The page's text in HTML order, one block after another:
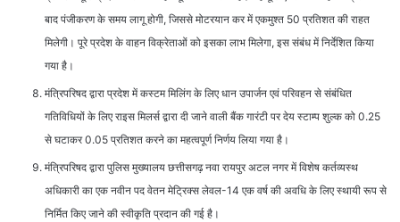
बाद पंजीकरण के समय लागू होगी, जिससे मोटरयान कर में एकमुश्त 50 प्रतिशत की राहत
मिलेगी। पूरे प्रदेश के वाहन विक्रेताओं को इसका लाभ मिलेगा, इस संबंध में निर्देशित किया
गया है।
मंत्रिपरिषद द्वारा प्रदेश में कस्टम मिलिंग के लिए धान उपार्जन एवं परिवहन से संबंधित
गतिविधियों के लिए राइस मिलर्स द्वारा दी जाने वाली बैंक गारंटी पर देय स्टाम्प शुल्क को 0.25
से घटाकर 0.05 प्रतिशत करने का महत्वपूर्ण निर्णय लिया गया है।
मंत्रिपरिषद द्वारा पुलिस मुख्यालय छत्तीसगढ़ नवा रायपुर अटल नगर में विशेष कर्तव्यस्थ
अधिकारी का एक नवीन पद वेतन मेट्रिक्स लेवल-14 एक वर्ष की अवधि के लिए स्थायी रूप से
निर्मित किए जाने की स्वीकृति प्रदान की गई है।